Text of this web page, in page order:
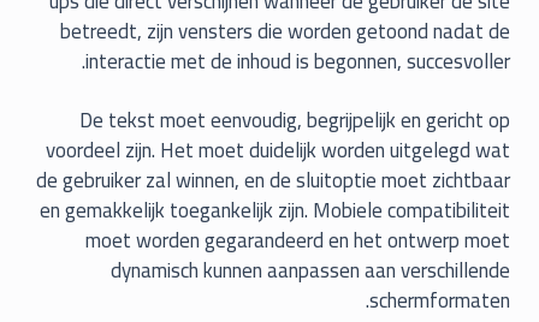
betreedt, zijn vensters die worden getoond nadat de
interactie met de inhoud is begonnen, succesvoller.
De tekst moet eenvoudig, begrijpelijk en gericht op
voordeel zijn. Het moet duidelijk worden uitgelegd wat
de gebruiker zal winnen, en de sluitoptie moet zichtbaar
en gemakkelijk toegankelijk zijn. Mobiele compatibiliteit
moet worden gegarandeerd en het ontwerp moet
dynamisch kunnen aanpassen aan verschillende
schermformaten.